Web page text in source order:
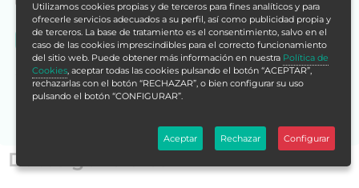
Datos generales
Volver a Formación Alcalá España
Si no encuentras la formación en tu store,contáctanos
para asesorarte.
Utilizamos cookies propias y de terceros para fines analíticos y para
ofrecerle servicios adecuados a su perfil, así como publicidad propia y
de terceros. La base de tratamiento es el consentimiento, salvo en el
caso de las cookies imprescindibles para el correcto funcionamiento
del sitio web. Puede obtener más información en nuestra Política de
Cookies, aceptar todas las cookies pulsando el botón “ACEPTAR”,
rechazarlas con el botón “RECHAZAR”, o bien configurar su uso
pulsando el botón “CONFIGURAR”.
Aceptar Rechazar Configurar